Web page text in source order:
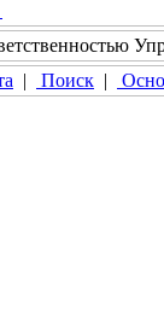
| Поиск |